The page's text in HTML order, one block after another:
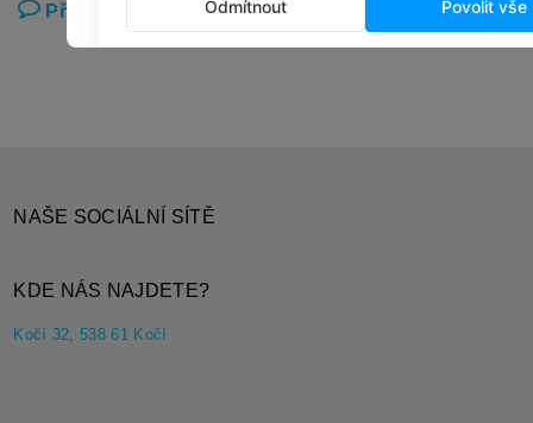
Přidat komentář
NAŠE SOCIÁLNÍ SÍTĚ
KDE NÁS NAJDETE?
Kočí 32, 538 61 Kočí